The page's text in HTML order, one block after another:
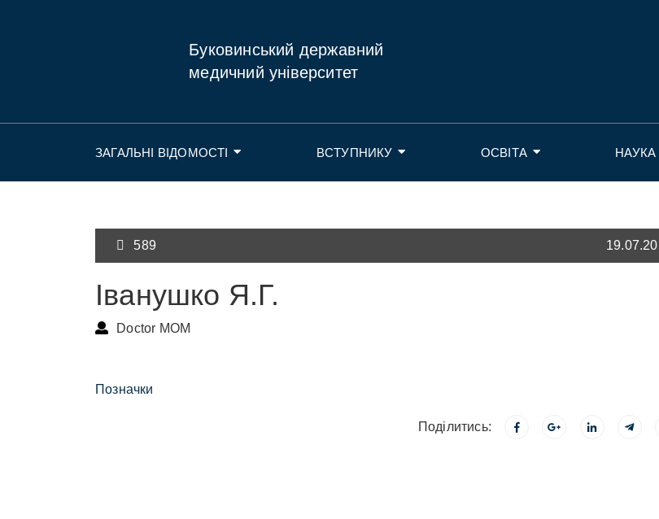
Буковинський державний
медичний університет
ЗАГАЛЬНІ ВІДОМОСТІ ВСТУПНИКУ ОСВІТА НАУКА
589
Іванушко Я.Г.
Doctor MOM
Позначки
Поділитись: